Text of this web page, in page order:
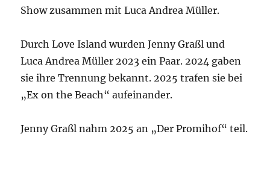
Show zusammen mit Luca Andrea Müller.
Durch Love Island wurden Jenny Graßl und
Luca Andrea Müller 2023 ein Paar. 2024 gaben
sie ihre Trennung bekannt. 2025 trafen sie bei
„Ex on the Beach“ aufeinander.
Jenny Graßl nahm 2025 an „Der Promihof“ teil.